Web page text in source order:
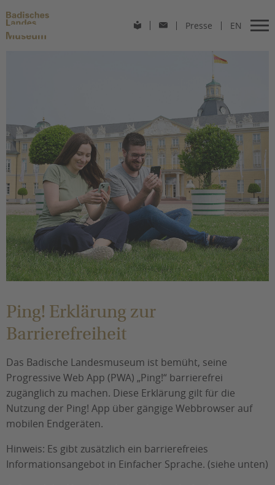
Presse EN
Sie befinden sich hier:
Ping! Erklärung zur
Barrierefreiheit
Das Badische Landesmuseum ist bemüht, seine
Progressive Web App (PWA) „Ping!“ barrierefrei
zugänglich zu machen. Diese Erklärung gilt für die
Nutzung der Ping! App über gängige Webbrowser auf
mobilen Endgeräten.
Hinweis: Es gibt zusätzlich ein barrierefreies
Informationsangebot in Einfacher Sprache. (siehe unten)